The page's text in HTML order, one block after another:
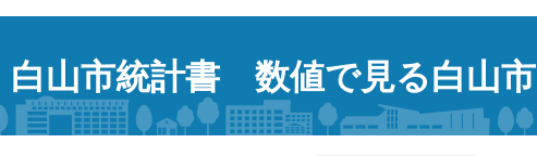
山市統計書 数値で見る白山市